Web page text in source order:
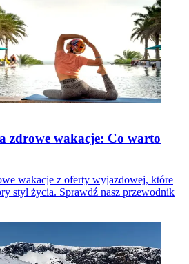
zdrowe wakacje: Co warto
wakacje z oferty wyjazdowej, które
styl życia. Sprawdź nasz przewodnik